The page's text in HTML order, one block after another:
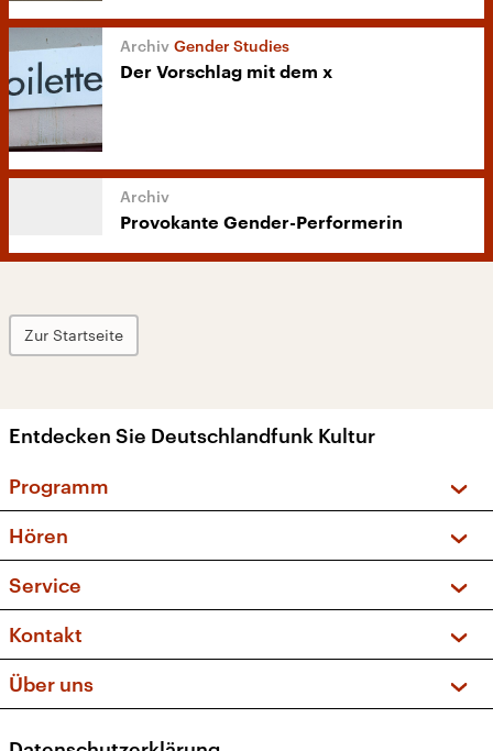
Gender Studies
Der Vorschlag mit dem x
Provokante Gender-Performerin
Zur Startseite
Entdecken Sie Deutschlandfunk Kultur
Programm
Sendungen und Podcasts
Musikliste
Kakadu – Das Kinderprogramm
Hören
Frequenzen (UKW + DAB+)
Service
FAQ
Apps
Newsletter
Kontakt
Social Media
Über uns